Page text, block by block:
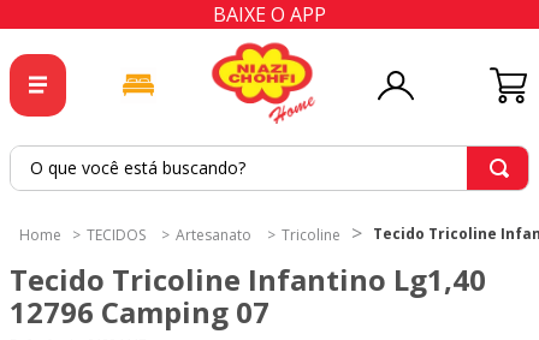
BAIXE O APP
O que você está buscando?
TECIDOS Artesanato Tricoline Tecido Tricoline
Tecido Tricoline Infantino Lg1,40
12796 Camping 07
2º
tapete